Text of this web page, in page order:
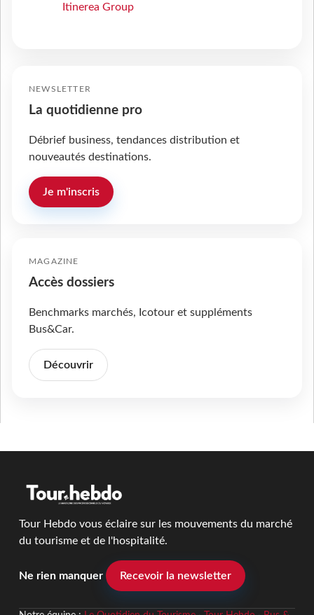
Itinerea Group
NEWSLETTER
La quotidienne pro
Débrief business, tendances distribution et
nouveautés destinations.
Je m'inscris
MAGAZINE
Accès dossiers
Benchmarks marchés, Icotour et suppléments
Bus&Car.
Découvrir
Tour Hebdo vous éclaire sur les mouvements du marché
du tourisme et de l'hospitalité.
Ne rien manquer Recevoir la newsletter